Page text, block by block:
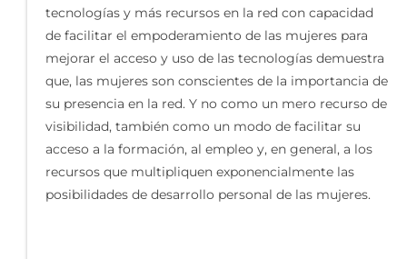
tecnologías y más recursos en la red con capacidad
de facilitar el empoderamiento de las mujeres para
mejorar el acceso y uso de las tecnologías demuestra
que, las mujeres son conscientes de la importancia de
su presencia en la red. Y no como un mero recurso de
visibilidad, también como un modo de facilitar su
acceso a la formación, al empleo y, en general, a los
recursos que multipliquen exponencialmente las
posibilidades de desarrollo personal de las mujeres.